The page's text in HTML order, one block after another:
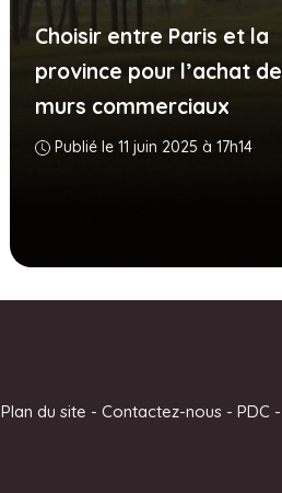
Choisir entre Paris et la
province pour l’achat de
murs commerciaux
Publié le 11 juin 2025 à 17h14
Plan du site - Contactez-nous- PDC -